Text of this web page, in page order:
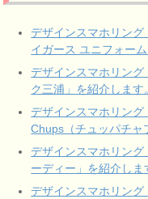
デザインスマホリン
イガース ユニフォー
デザインスマホリン
ク三浦」を紹介します
デザインスマホリン
Chups（チュッパチャ
デザインスマホリン
ーディー」を紹介しま
デザインスマホリン